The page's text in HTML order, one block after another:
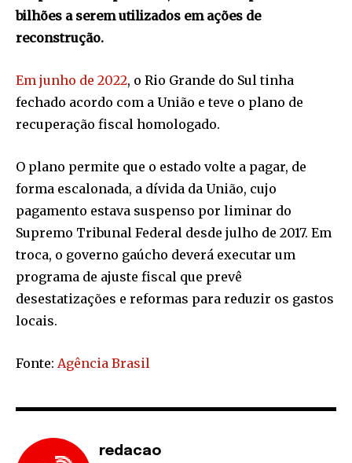
bilhões a serem utilizados em ações de
reconstrução.
Em junho de 2022, o Rio Grande do Sul tinha
fechado acordo com a União e teve o plano de
recuperação fiscal homologado.
O plano permite que o estado volte a pagar, de
forma escalonada, a dívida da União, cujo
pagamento estava suspenso por liminar do
Supremo Tribunal Federal desde julho de 2017. Em
troca, o governo gaúcho deverá executar um
programa de ajuste fiscal que prevê
desestatizações e reformas para reduzir os gastos
locais.
Fonte: Agência Brasil
redacao